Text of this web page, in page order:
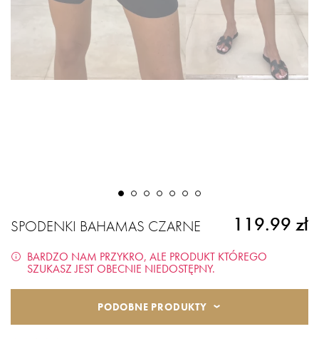
SPODENKI BAHAMAS CZARNE 119.99 zł
BARDZO NAM PRZYKRO, ALE PRODUKT KTÓREGO
SZUKASZ JEST OBECNIE NIEDOSTĘPNY.
PODOBNE PRODUKTY